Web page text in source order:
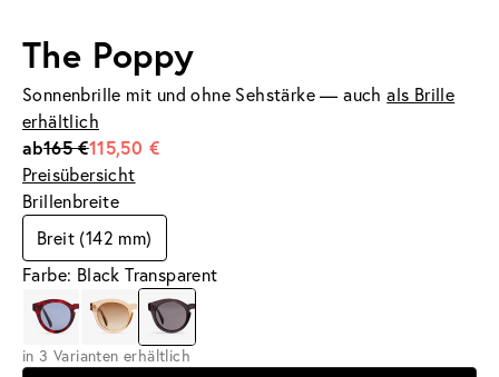
The Poppy
Sonnenbrille mit und ohne Sehstärke — auchals Brille
erhältlich
ab165 €115,50 €
Preisübersicht
Brillenbreite
Breit (142 mm)
Farbe: Black Transparent
in 3 Varianten erhältlich